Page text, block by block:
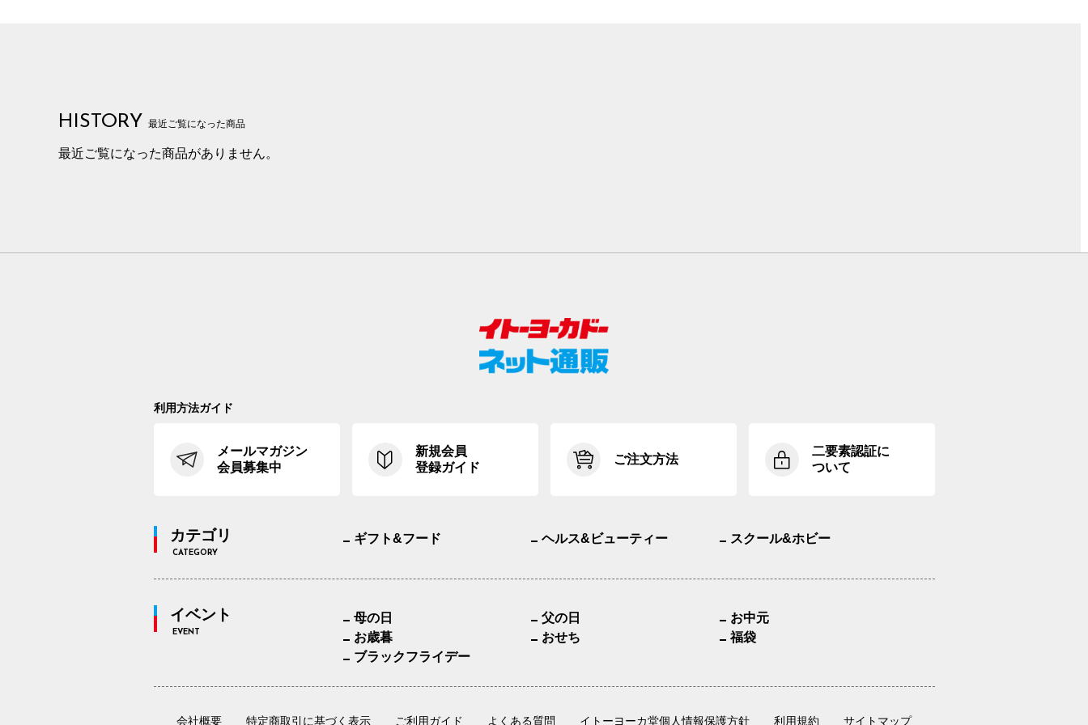
HISTORY 最近ご覧になった商品
最近ご覧になった商品がありません。
利用方法ガイド
メールマガジン
会員募集中
新規会員
登録ガイド
ご注文方法
二要素認証に
ついて
カテゴリ
CATEGORY
ギフト&フード ヘルス&ビューティー スクール&ホビー
イベント
EVENT
母の日 父の日
お中元
お歳暮
おせち
福袋
ブラックフライデー
会社概要 特定商取引に基づく表示 ご利用ガイド よくある質問 イトーヨーカ堂個人情報保護方針 利用規約 サイトマップ